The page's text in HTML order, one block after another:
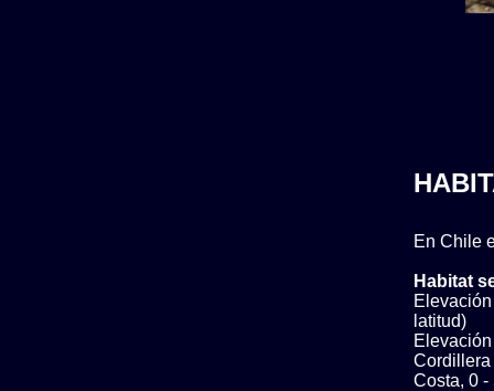
En Chile
Habitat
latitud)
Cordillera
Costa, 0 -